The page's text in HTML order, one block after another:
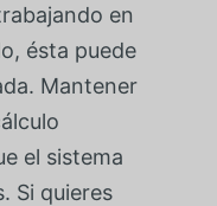
en
ésta puede
Mantener
el sistema
Si quieres